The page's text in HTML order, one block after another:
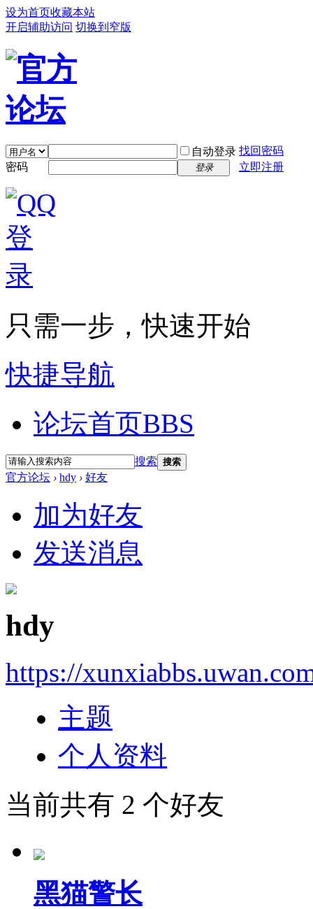
设为首页收藏本站
开启辅助访问 切换到窄版
自动登录 找回密码
密码
登录 立即注册
只需一步，快速开始
快捷导航
论坛首页BBS
搜索 搜索
官方论坛 › hdy › 好友
加为好友
发送消息
hdy
https://
主题
个人资料
当前共有 2 个好友
黑猫警长